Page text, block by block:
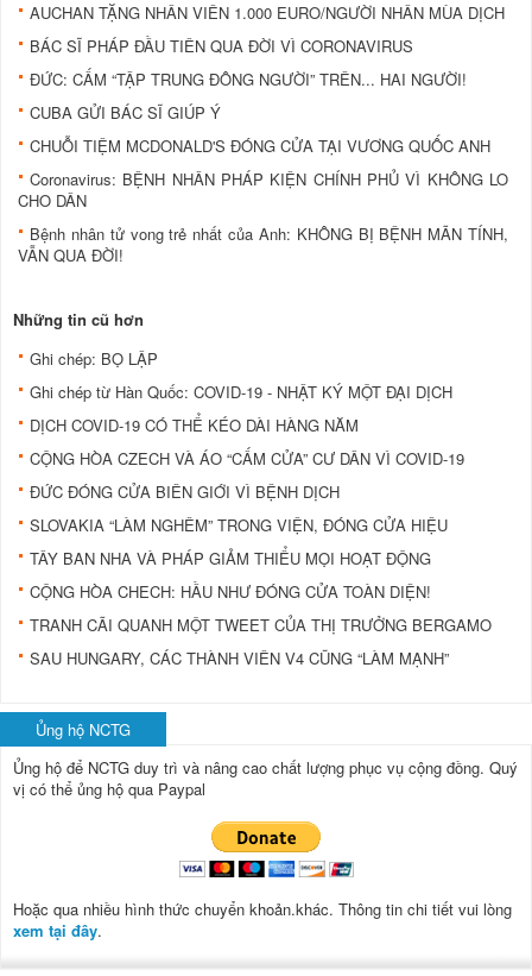
AUCHAN TẶNG NHÂN VIÊN 1.000 EURO/NGƯỜI NHÂN MÙA DỊCH
BÁC SĨ PHÁP ĐẦU TIÊN QUA ĐỜI VÌ CORONAVIRUS
ĐỨC: CẤM “TẬP TRUNG ĐÔNG NGƯỜI” TRÊN... HAI NGƯỜI!
CUBA GỬI BÁC SĨ GIÚP Ý
CHUỖI TIỆM MCDONALD'S ĐÓNG CỬA TẠI VƯƠNG QUỐC ANH
Coronavirus: BỆNH NHÂN PHÁP KIỆN CHÍNH PHỦ VÌ KHÔNG LO
CHO DÂN
Bệnh nhân tử vong trẻ nhất của Anh: KHÔNG BỊ BỆNH MÃN TÍNH,
VẪN QUA ĐỜI!
Những tin cũ hơn
Ghi chép: BỌ LẬP
Ghi chép từ Hàn Quốc: COVID-19 - NHẬT KÝ MỘT ĐẠI DỊCH
DỊCH COVID-19 CÓ THỂ KÉO DÀI HÀNG NĂM
CỘNG HÒA CZECH VÀ ÁO “CẤM CỬA” CƯ DÂN VÌ COVID-19
ĐỨC ĐÓNG CỬA BIÊN GIỚI VÌ BỆNH DỊCH
SLOVAKIA “LÀM NGHÊM” TRONG VIỆN, ĐÓNG CỬA HIỆU
TÂY BAN NHA VÀ PHÁP GIẢM THIỂU MỌI HOẠT ĐỘNG
CỘNG HÒA CHECH: HẦU NHƯ ĐÓNG CỬA TOÀN DIỆN!
TRANH CÃI QUANH MỘT TWEET CỦA THỊ TRƯỞNG BERGAMO
SAU HUNGARY, CÁC THÀNH VIÊN V4 CŨNG “LÀM MẠNH”
Ủng hộ NCTG
Ủng hộ để NCTG duy trì và nâng cao chất lượng phục vụ cộng đồng. Quý
vị có thể ủng hộ qua Paypal
Hoặc qua nhiều hình thức chuyển khoản.khác. Thông tin chi tiết vui lòng
xem tại đây.